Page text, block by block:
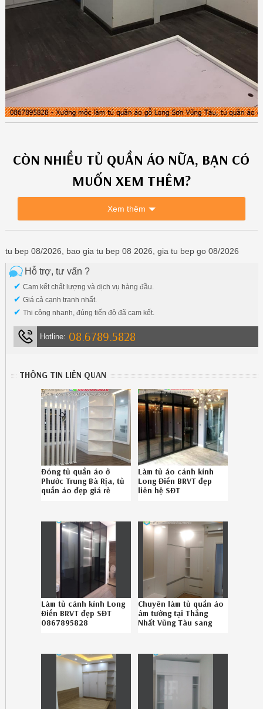
CÒN NHIỀU TỦ QUẦN ÁO NỮA, BẠN CÓ
MUỐN XEM THÊM?
Xem thêm
tu bep 08/2026, bao gia tu bep 08 2026, gia tu bep go 08/2026
Hỗ trợ, tư vấn ?
✔ Cam kết chất lượng và dịch vụ hàng đầu.
✔ Giá cả cạnh tranh nhất.
✔ Thi công nhanh, đúng tiến độ đã cam kết.
Hotline: 08.6789.5828
THÔNG TIN LIÊN QUAN
Đóng tủ quần áo ở
Phước Trung Bà Rịa, tủ
quần áo đẹp giá rẻ
Làm tủ áo cánh kính
Long Điền BRVT đẹp
liên hệ SĐT
Làm tủ cánh kính Long
Điền BRVT đẹp SĐT
0867895828
Chuyên làm tủ quần áo
âm tường tại Thắng
Nhất Vũng Tàu sang